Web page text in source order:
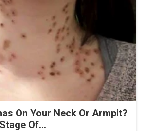
On Your Neck Or Armpit?
Of...